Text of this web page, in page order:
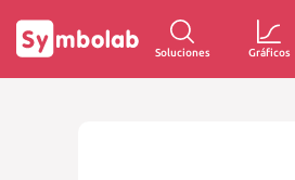
Soluciones Gráficos